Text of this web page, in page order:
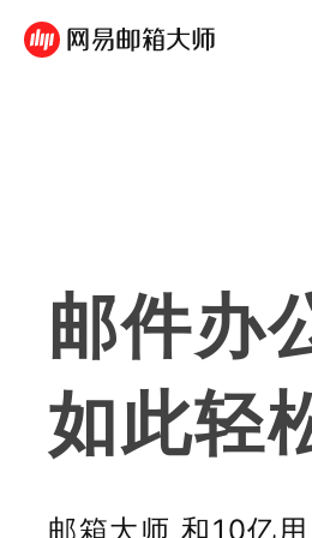
邮件办
如此轻
邮箱大师 和10亿